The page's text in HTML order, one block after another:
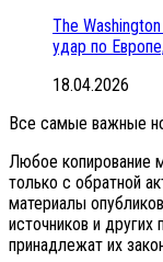
The
удар по
18.04.2026
Все самые важные
Любое копирование
только с обратной
материалы
источников и других
принадлежат их